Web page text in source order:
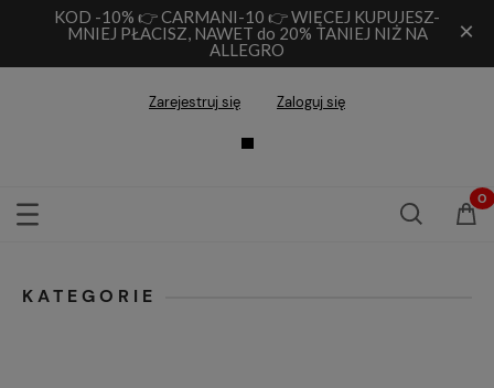
KOD -10% 👉 CARMANI-10 👉 WIĘCEJ KUPUJESZ-
MNIEJ PŁACISZ, NAWET do 20% TANIEJ NIŻ NA
ALLEGRO
×
Zarejestruj się Zaloguj się
KATEGORIE